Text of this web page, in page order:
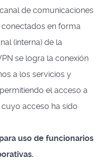
de comunicaciones
en forma
(interna) de la
se logra la conexión
a los servicios y
el acceso a
acceso ha sido
uso de funcionarios